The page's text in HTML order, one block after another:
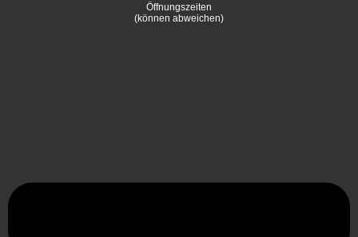
Öffnungszeiten
(können abweichen)